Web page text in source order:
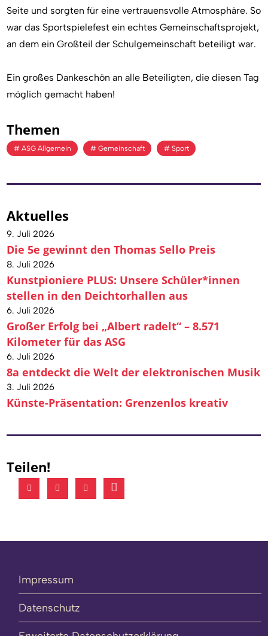
Seite und sorgten für eine vertrauensvolle Atmosphäre. So
war das Sportspielefest ein echtes Gemeinschaftsprojekt,
an dem ein Großteil der Schulgemeinschaft beteiligt war.
Ein großes Dankeschön an alle Beteiligten, die diesen Tag
möglich gemacht haben!
Themen
ASG Allgemein Gemeinschaft Sport
Aktuelles
9. Juli 2026
Die 5e gewinnt den Thomas Sello Preis
8. Juli 2026
Kunstpioniere PLUS: Unsere Schüler*innen
stellen in den Deichtorhallen aus
6. Juli 2026
Großer Erfolg bei „Albert radelt“ – 8.571
Kilometer für das ASG
6. Juli 2026
8a entdeckt die Welt der elektronischen Musik
3. Juli 2026
Künste-Präsentation: Grenzenlos kreativ
Teilen!
Impressum
Datenschutz